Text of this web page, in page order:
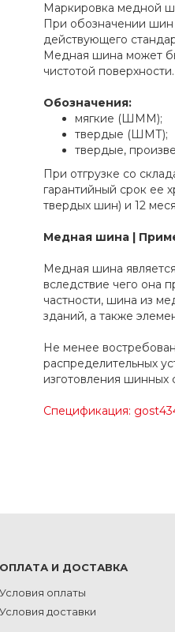
Маркировка медной
При обозначении шин
действующего
Медная шина может
чистотой поверхности.
Обозначения:
мягкие (ШММ);
твердые (ШМТ);
твердые,
При отгрузке со
гарантийный срок ее
твердых шин) и 12
Медная шина |
Медная шина
вследствие чего она
частности, шина из
зданий, а также
Не менее
распределительных
изготовления
Спецификация:
ОПЛАТА И ДОСТАВКА
Условия оплаты
Условия доставки